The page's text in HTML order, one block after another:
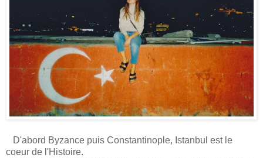
D'abord Byzance puis Constantinople, Istanbul est le
coeur de l'Histoire.